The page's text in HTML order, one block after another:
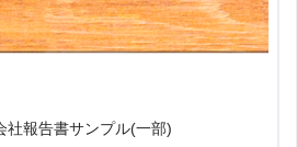
社報告書サンプル(一部)